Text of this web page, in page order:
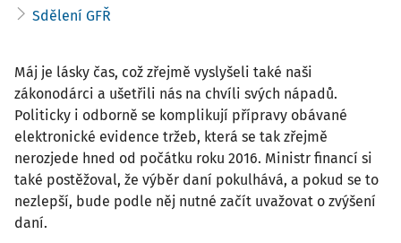
Sdělení GFŘ
Máj je lásky čas, což zřejmě vyslyšeli také naši
zákonodárci a ušetřili nás na chvíli svých nápadů.
Politicky i odborně se komplikují přípravy obávané
elektronické evidence tržeb, která se tak zřejmě
nerozjede hned od počátku roku 2016. Ministr financí si
také postěžoval, že výběr daní pokulhává, a pokud se to
nezlepší, bude podle něj nutné začít uvažovat o zvýšení
daní.